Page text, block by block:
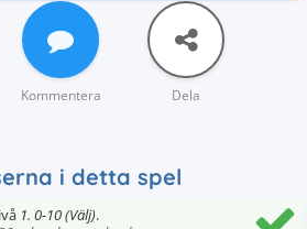
Kommentera Dela
i detta spel
1. 0-10 (Välj).